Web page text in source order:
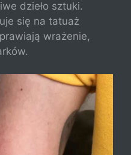
dzieło sztuki.
się na tatuaż
wrażenie,